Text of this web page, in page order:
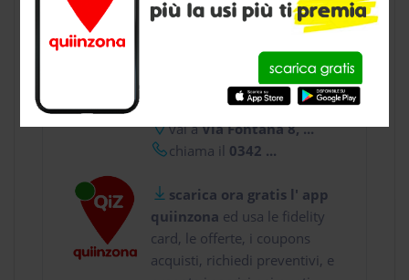
CONTATTI
usa gratis quiinzona e :
vai aVia Fontana 8, ...
chiama il 0342 ...
scarica ora gratis l' app
quiinzona ed usa le fidelity
card, le offerte, i coupons
acquisti, richiedi preventivi, e